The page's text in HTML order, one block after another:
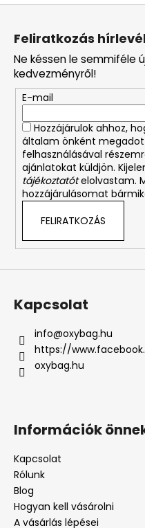
L
Feliratkozás
Ne késsen le semmiféle
kedvezményről!
E-mail
Hozzájárulok ahhoz,
általam önként
felhasználásával
ajánlatokat küldjön.
tájékoztatótelolvastam.
hozzájárulásomat
FELIRATKOZÁS
Kapcsolat
info@oxybag.hu
https://
oxybag.hu
Információk
Kapcsolat
Rólunk
Blog
Hogyan kell vásárolni
A vásárlás lépései